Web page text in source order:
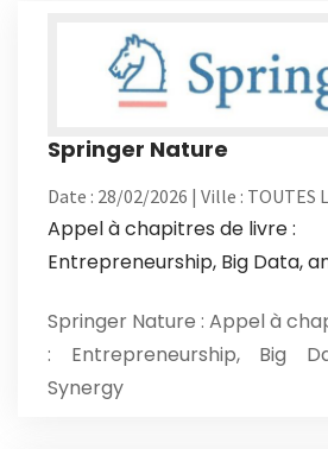
Springer Nature
Date : 28/02/2026 | Ville : TOUTES
Appel à chapitres de livre :
Entrepreneurship, Big Data,
Springer Nature : Appel à
: Entrepreneurship, Big
Synergy